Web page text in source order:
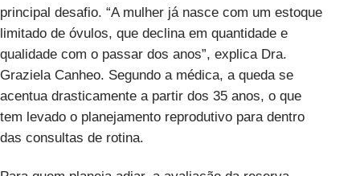
principal desafio. “A mulher já nasce com um estoque
limitado de óvulos, que declina em quantidade e
qualidade com o passar dos anos”, explica Dra.
Graziela Canheo. Segundo a médica, a queda se
acentua drasticamente a partir dos 35 anos, o que
tem levado o planejamento reprodutivo para dentro
das consultas de rotina.